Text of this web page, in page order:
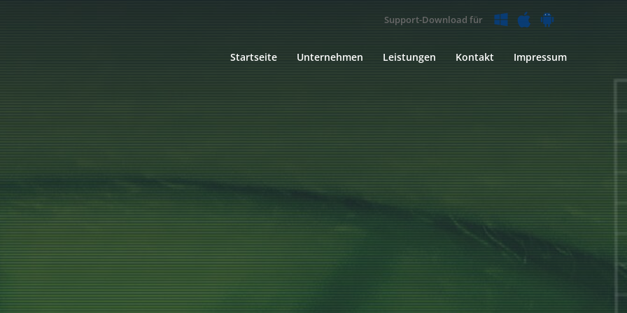
Support-Download für
Startseite Unternehmen Leistungen Kontakt Impressum